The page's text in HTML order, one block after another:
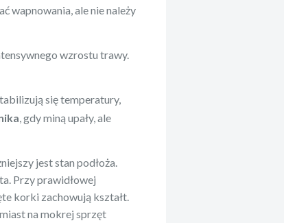
wapnowania, ale nie należy
wzrostu trawy.
się temperatury,
, gdy miną upały, ale
jest stan podłoża.
Przy prawidłowej
korki zachowują kształt.
na mokrej sprzęt